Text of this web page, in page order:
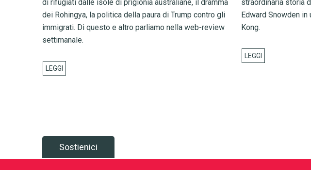
di rifugiati dalle isole di prigionia australiane, il dramma
dei Rohingya, la politica della paura di Trump contro gli
immigrati. Di questo e altro parliamo nella web-review
settimanale.
straordinaria storia
Edward Snowden
Kong.
Sostienici